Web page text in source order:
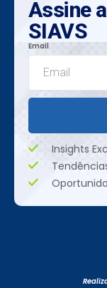
Assine
SIAVS
Email
Insights